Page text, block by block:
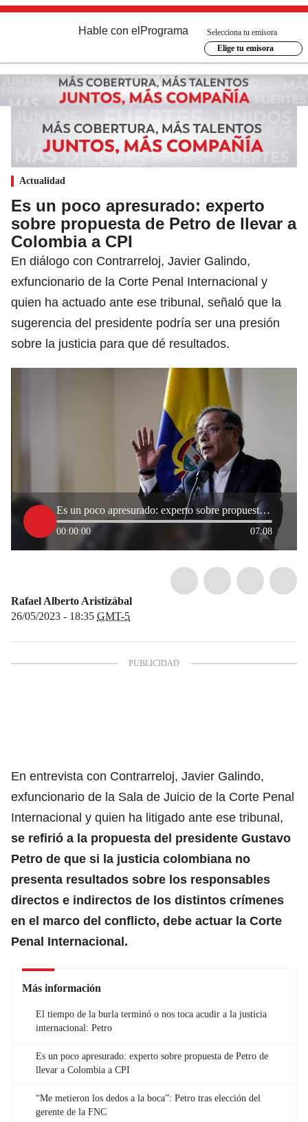
Hable con el Programa
Selecciona tu emisora
Elige tu emisora
Actualidad
Es un poco apresurado: experto
sobre propuesta de Petro de llevar a
Colombia a CPI
En diálogo con Contrarreloj, Javier Galindo,
exfuncionario de la Corte Penal Internacional y
quien ha actuado ante ese tribunal, señaló que la
sugerencia del presidente podría ser una presión
sobre la justicia para que dé resultados.
Es un poco apresurado: experto sobre propuesta de Petro de llevar a Colombia a CPI
00:00:00 07:08
Rafael Alberto Aristizábal
26/05/2023 - 18:35 GMT-5
En entrevista con Contrarreloj, Javier Galindo,
exfuncionario de la Sala de Juicio de la Corte Penal
Internacional y quien ha litigado ante ese tribunal,
se refirió a la propuesta del presidente Gustavo
Petro de que si la justicia colombiana no
presenta resultados sobre los responsables
directos e indirectos de los distintos crímenes
en el marco del conflicto, debe actuar la Corte
Penal Internacional.
Más información
El tiempo de la burla terminó o nos toca acudir a la justicia
internacional: Petro
Es un poco apresurado: experto sobre propuesta de Petro de
llevar a Colombia a CPI
“Me metieron los dedos a la boca”: Petro tras elección del
gerente de la FNC